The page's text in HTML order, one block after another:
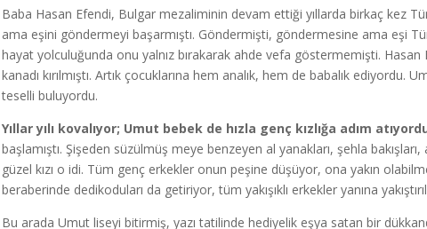
Baba Hasan Efendi, Bulgar mezaliminin devam ettiği yıllarda birkaç kez
ama eşini göndermeyi başarmıştı. Göndermişti, göndermesine ama eşi
hayat yolculuğunda onu yalnız bırakarak ahde vefa göstermemişti. Hasan
kanadı kırılmıştı. Artık çocuklarına hem analık, hem de babalık
teselli buluyordu.
Yıllar yılı kovalıyor; Umut bebek de hızla genç kızlığa adım
başlamıştı. Şişeden süzülmüş meye benzeyen al yanakları, şehla
güzel kızı o idi. Tüm genç erkekler onun peşine düşüyor, ona yakın
beraberinde dedikoduları da getiriyor, tüm yakışıklı erkekler yanına
Bu arada Umut liseyi bitirmiş, yazı tatilinde hediyelik eşya satan bir